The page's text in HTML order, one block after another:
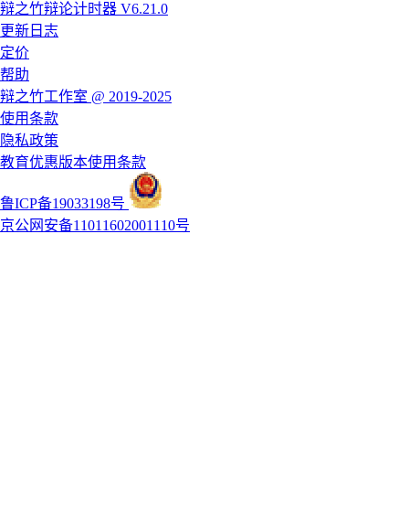
辩之竹辩论计时器 V6.21.0
更新日志
定价
帮助
辩之竹工作室 @ 2019-2025
使用条款
隐私政策
教育优惠版本使用条款
鲁ICP备19033198号
京公网安备11011602001110号